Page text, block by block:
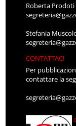
Roberta Prodoti
Stefania
CONTATTACI
Per
contattare la